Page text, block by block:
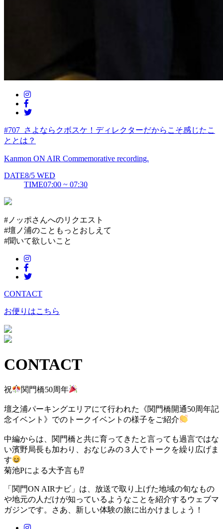
#707_さよならクボスケ！ディレクターだからこそ感じたこ
ととは？
Kanmon ON AIR Commemorative recording.
DATE8/5 WED
TIME07:00 ~ 07:30
#ノッポさんへのリクエスト
#壇ノ浦のこともっとおしえて
#聞いて欲しいこと
CONTACT
お便りはこちら
CONTACT
祝 関門橋50周年
壇之浦パーキングエリアにて行われた《関門橋開通50周年記
念イベント》でのトークイベントの様子をご紹介
中編からは、関門橋と共に育ってきたと言っても過言ではな
い濱野局長も加わり、おなじみの３人でトークを繰り広げま
す
菊池Pによる大予言も⁉
「関門ON AIRナビ」は、放送で取り上げた地域の旬なもの
や地元の人だけが知っているようなことを紹介するウェブマ
ガジンです。さあ、新しい体験の旅に出かけましょう！